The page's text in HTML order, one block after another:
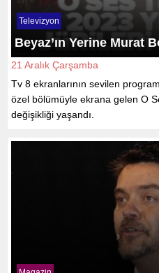
Televizyon
Beyaz’ın Yerine Murat
21 Aralık Çarşamba
Tv 8 ekranlarının sevilen
özel bölümüyle ekrana gelen O
değişikliği yaşandı.